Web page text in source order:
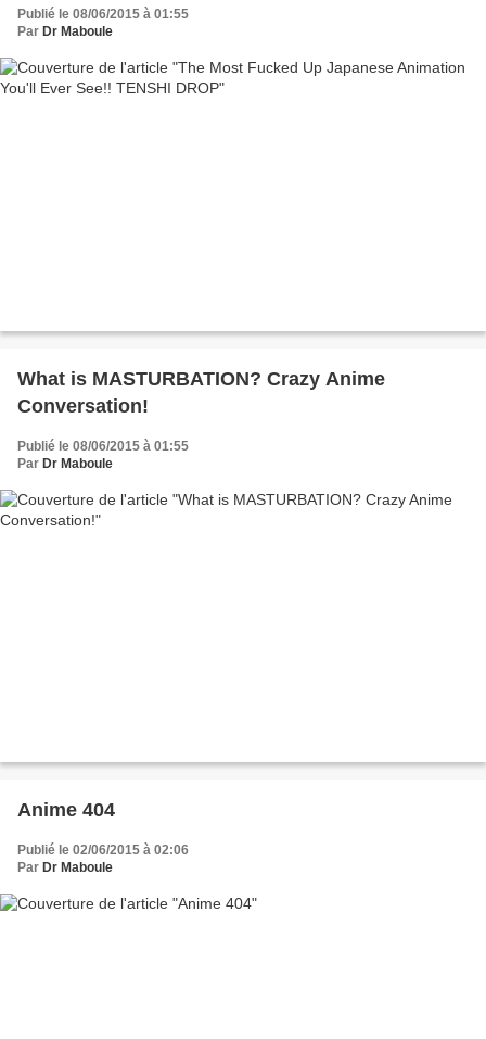
Publié le 08/06/2015 à 01:55
Par Dr Maboule
What is MASTURBATION? Crazy Anime
Conversation!
Publié le 08/06/2015 à 01:55
Par Dr Maboule
Anime 404
Publié le 02/06/2015 à 02:06
Par Dr Maboule